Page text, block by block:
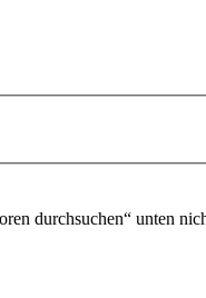
durchsuchen“ unten